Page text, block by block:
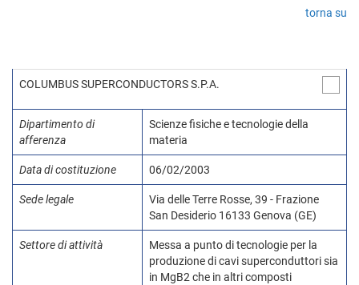
torna su
COLUMBUS SUPERCONDUCTORS S.P.A.
Dipartimento di
afferenza
Scienze fisiche e tecnologie della
materia
Data di costituzione 06/02/2003
Sede legale
Via delle Terre Rosse, 39 - Frazione
San Desiderio 16133 Genova (GE)
Settore di attività
Messa a punto di tecnologie per la
produzione di cavi superconduttori sia
in MgB2 che in altri composti